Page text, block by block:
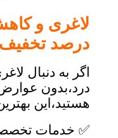
درصد تخفیف |
اگر به دنبال
درد،بدون عوارض
هستید،این
✅ خدمات تخصصی